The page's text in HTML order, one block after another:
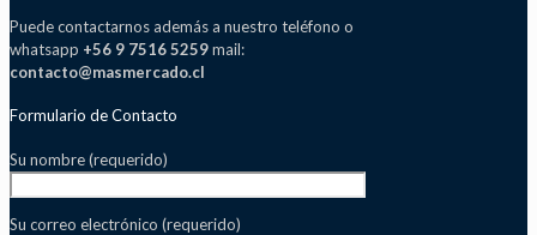
Puede contactarnos además a nuestro teléfono o
whatsapp +56 9 7516 5259mail:
contacto@masmercado.cl
Formulario de Contacto
Su nombre (requerido)
Su correo electrónico (requerido)